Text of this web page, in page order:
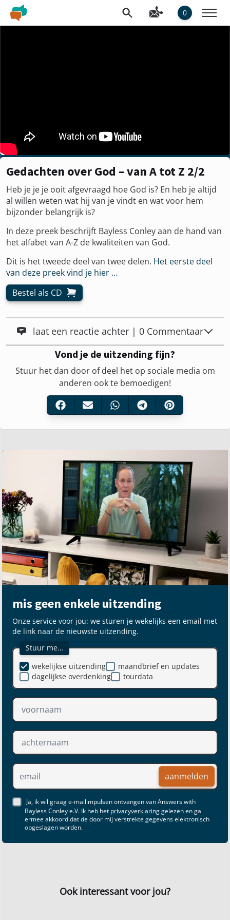
0
Gedachten over God – van A tot Z 2/2
Heb je je je ooit afgevraagd hoe God is? En heb je altijd
al willen weten wat hij van je vindt en wat voor hem
bijzonder belangrijk is?
In deze preek beschrijft Bayless Conley aan de hand van
het alfabet van A-Z de kwaliteiten van God.
Dit is het tweede deel van twee delen. Het eerste deel
van deze preek vind je hier …
Bestel als CD
laat een reactie achter | 0 Commentaar
Vond je de uitzending fijn?
Stuur het dan door of deel het op sociale media om
anderen ook te bemoedigen!
mis geen enkele uitzending
Onze service voor jou: we sturen je wekelijks een email met
de link naar de nieuwste uitzending.
Stuur me…
maandbrief en updates
dagelijkse overdenking
wekelijkse uitzending
tourdata
aanmelden
Ja, ik wil graag e-mailimpulsen ontvangen van Answers with
Bayless Conley e.V. Ik heb het privacyverklaringgelezen en ga
ermee akkoord dat de door mij verstrekte gegevens elektronisch
opgeslagen worden.
Ook interessant voor jou?